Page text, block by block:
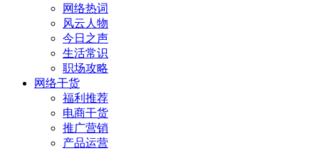
网络热词
风云人物
今日之声
生活常识
职场攻略
网络干货
福利推荐
电商干货
推广营销
产品运营